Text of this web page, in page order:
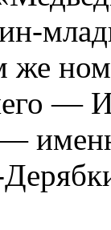
же
—